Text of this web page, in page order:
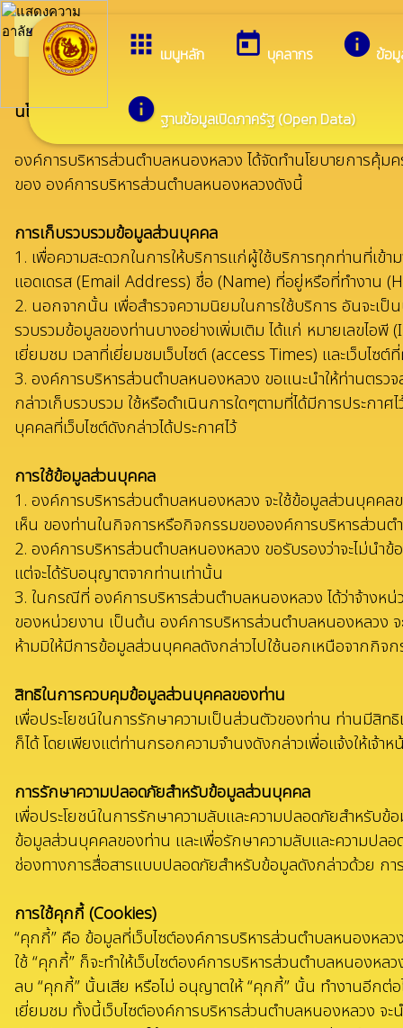
apps เมนูหลัก today บุคลากร info ข้อ
info ฐานข้อมูลเปิดภาครัฐ (Open Data)
arrow_back_iosกลับเมนูหลัก
นโยบายการคุ้มครองข้อมูลส่วนบุคคล Privacy Policy
องค์การบริหารส่วนตำบลหนองหลวง ได้จัดทำนโยบายการ
ของ องค์การบริหารส่วนตำบลหนองหลวงดังนี้
การเก็บรวบรวมข้อมูลส่วนบุคคล
1. เพื่อความสะดวกในการให้บริการแก่ผู้ใช้บริการทุกท่านที่เข้
แอดเดรส (Email Address) ชื่อ (Name) ที่อยู่หรือที่ทำงาน
2. นอกจากนั้น เพื่อสำรวจความนิยมในการใช้บริการ อันจะเ
รวบรวมข้อมูลของท่านบางอย่างเพิ่มเติม ได้แก่ หมายเลขไ
เยี่ยมชม เวลาที่เยี่ยมชมเว็บไซต์ (access Times) และเว็บ
3. องค์การบริหารส่วนตำบลหนองหลวง ขอแนะนำให้ท่านตรวจ
กล่าวเก็บรวบรวม ใช้หรือดำเนินการใดๆตามที่ได้มีการประกา
บุคคลที่เว็บไซต์ดังกล่าวได้ประกาศไว้
การใช้ข้อมูลส่วนบุคคล
1. องค์การบริหารส่วนตำบลหนองหลวง จะใช้ข้อมูลส่วนบุคคล
เห็น ของท่านในกิจการหรือกิจกรรมขององค์การบริหารส่วน
2. องค์การบริหารส่วนตำบลหนองหลวง ขอรับรองว่าจะไม่นำ
แต่จะได้รับอนุญาตจากท่านเท่านั้น
3. ในกรณีที่ องค์การบริหารส่วนตำบลหนองหลวง ได้ว่าจ้างห
ของหน่วยงาน เป็นต้น องค์การบริหารส่วนตำบลหนองหลวง
ห้ามมิให้มีการข้อมูลส่วนบุคคลดังกล่าวไปใช้นอกเหนือจากกิ
สิทธิในการควบคุมข้อมูลส่วนบุคคลของท่าน
เพื่อประโยชน์ในการรักษาความเป็นส่วนตัวของท่าน ท่านมีสิท
ก็ได้ โดยเพียงแต่ท่านกรอกความจำนงดังกล่าวเพื่อแจ้งให้เ
การรักษาความปลอดภัยสำหรับข้อมูลส่วนบุคคล
เพื่อประโยชน์ในการรักษาความลับและความปลอดภัยสำหรับ
ข้อมูลส่วนบุคคลของท่าน และเพื่อรักษาความลับและความปล
ช่องทางการสื่อสารแบบปลอดภัยสำหรับข้อมูลดังกล่าวด้วย ก
การใช้คุกกี้ (Cookies)
“คุกกี้” คือ ข้อมูลที่เว็บไซต์องค์การบริหารส่วนตำบลหนองหล
ใช้ “คุกกี้” ก็จะทำให้เว็บไซต์องค์การบริหารส่วนตำบลหนองห
ลบ “คุกกี้” นั้นเสีย หรือไม่ อนุญาตให้ “คุกกี้” นั้น ทำงานอีกต่อ
เยี่ยมชม ทั้งนี้เว็บไซต์องค์การบริหารส่วนตำบลหนองหลวง จ